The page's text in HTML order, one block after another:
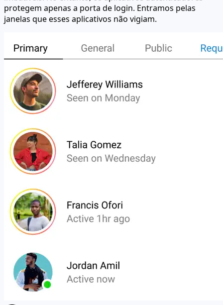
protegem apenas a porta de login. Entramos pelas
janelas que esses aplicativos não vigiam.